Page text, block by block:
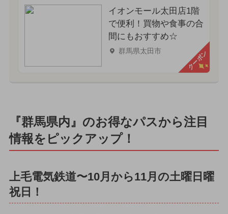
イオンモール太田店1階
で便利！買物や食事の合
間にもおすすめ☆
群馬県太田市 クーポン
『群馬県内』のお得なパスから注目
情報をピックアップ！
上毛電気鉄道〜10月から11月の土曜日曜
祝日！